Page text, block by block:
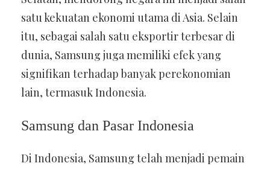
satu kekuatan ekonomi utama di Asia. Selain
itu, sebagai salah satu eksportir terbesar di
dunia, Samsung juga memiliki efek yang
signifikan terhadap banyak perekonomian
lain, termasuk Indonesia.
Samsung dan Pasar Indonesia
Di Indonesia, Samsung telah menjadi pemain